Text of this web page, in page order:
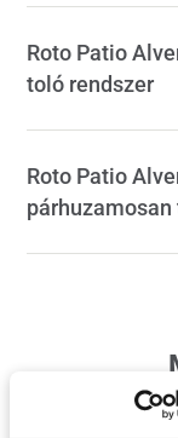
Roto Patio
toló rendszer
Roto Patio